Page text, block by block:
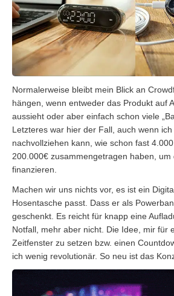
Normalerweise bleibt mein Blick an
hängen, wenn entweder das Produkt auf
aussieht oder aber einfach schon viele
Letzteres war hier der Fall, auch wenn
nachvollziehen kann, wie schon fast
200.000€ zusammengetragen haben, um
finanzieren.
Machen wir uns nichts vor, es ist ein
Hosentasche passt. Dass er als
geschenkt. Es reicht für knapp eine
Notfall, mehr aber nicht. Die Idee, mir für
Zeitfenster zu setzen bzw. einen
ich wenig revolutionär. So neu ist das